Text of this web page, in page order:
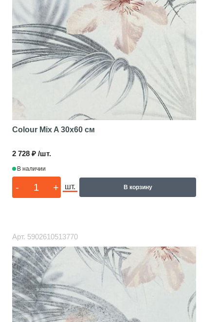
Colour Mix A 30x60 см
2 728 ₽ /шт.
В наличии
- + шт. В корзину
Арт. 5902610513770